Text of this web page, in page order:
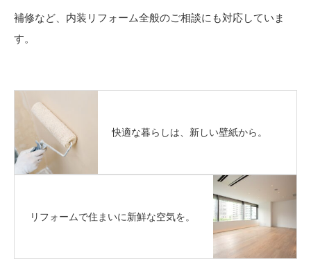
補修など、内装リフォーム全般のご相談にも対応していま
す。
快適な暮らしは、新しい壁紙から。
リフォームで住まいに新鮮な空気を。